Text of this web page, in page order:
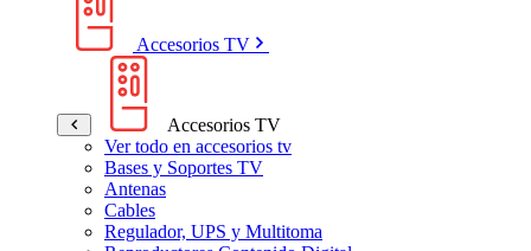
Accesorios TV
Accesorios TV
Ver todo en accesorios tv
Bases y Soportes TV
Antenas
Cables
Regulador, UPS y Multitoma